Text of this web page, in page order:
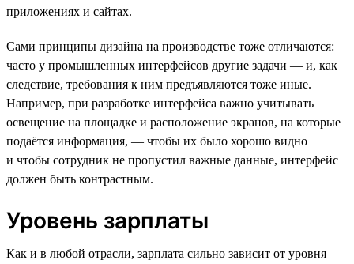
приложениях и сайтах.
Сами принципы дизайна на производстве тоже отличаются:
часто у промышленных интерфейсов другие задачи — и, как
следствие, требования к ним предъявляются тоже иные.
Например, при разработке интерфейса важно учитывать
освещение на площадке и расположение экранов, на которые
подаётся информация, — чтобы их было хорошо видно
и чтобы сотрудник не пропустил важные данные, интерфейс
должен быть контрастным.
Уровень зарплаты
Как и в любой отрасли, зарплата сильно зависит от уровня